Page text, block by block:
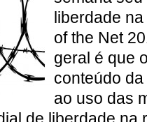
liberdade
of the Net
geral é que
conteúdo
ao uso das